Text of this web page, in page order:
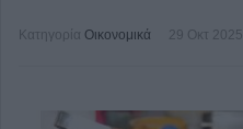
Κατηγορία Οικονομικά 29 Οκτ 2025